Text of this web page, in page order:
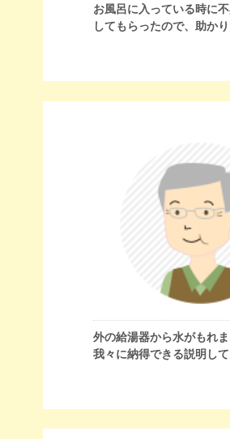
お風呂に入っている時に
してもらったので、助かり
外の給湯器から水がもれ
我々に納得できる説明し